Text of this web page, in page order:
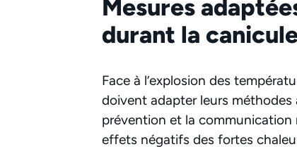
Mesures
durant la
Face à l’explosion des
doivent adapter leurs méthodes
prévention et la communication
effets négatifs des fortes